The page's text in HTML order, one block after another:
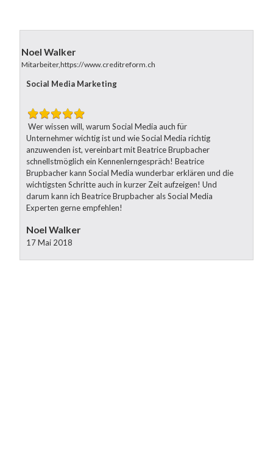
Noel Walker
Mitarbeiter,https://www.creditreform.ch
Social Media Marketing
Wer wissen will, warum Social Media auch für
Unternehmer wichtig ist und wie Social Media richtig
anzuwenden ist, vereinbart mit Beatrice Brupbacher
schnellstmöglich ein Kennenlerngespräch! Beatrice
Brupbacher kann Social Media wunderbar erklären und die
wichtigsten Schritte auch in kurzer Zeit aufzeigen! Und
darum kann ich Beatrice Brupbacher als Social Media
Experten gerne empfehlen!
Noel Walker
17 Mai 2018